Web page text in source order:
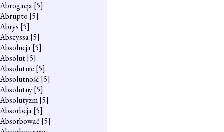
Abrogacja[5]
Abrupto [5]
Abrys [5]
Abscyssa[5]
Absolucja[5]
Absolut[5]
Absolutnie [5]
Absolutność [5]
Absolutny[5]
Absolutyzm[5]
Absorbcja[5]
Absorbować [5]